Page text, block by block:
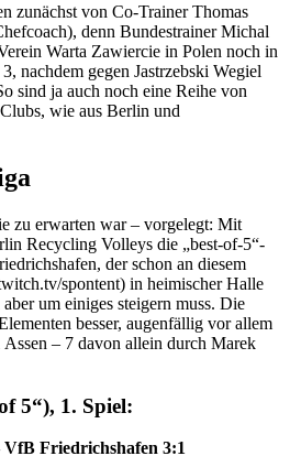
zunächst von Co-Trainer Thomas
denn Bundestrainer Michal
Warta Zawiercie in Polen noch in
nachdem gegen Jastrzebski Wegiel
sind ja auch noch eine Reihe von
wie aus Berlin und
zu erwarten war – vorgelegt: Mit
Recycling Volleys die „best-of-5“-
der schon an diesem
spontent) in heimischer Halle
um einiges steigern muss. Die
besser, augenfällig vor allem
– 7 davon allein durch Marek
5“), 1. Spiel:
Friedrichshafen 3:1